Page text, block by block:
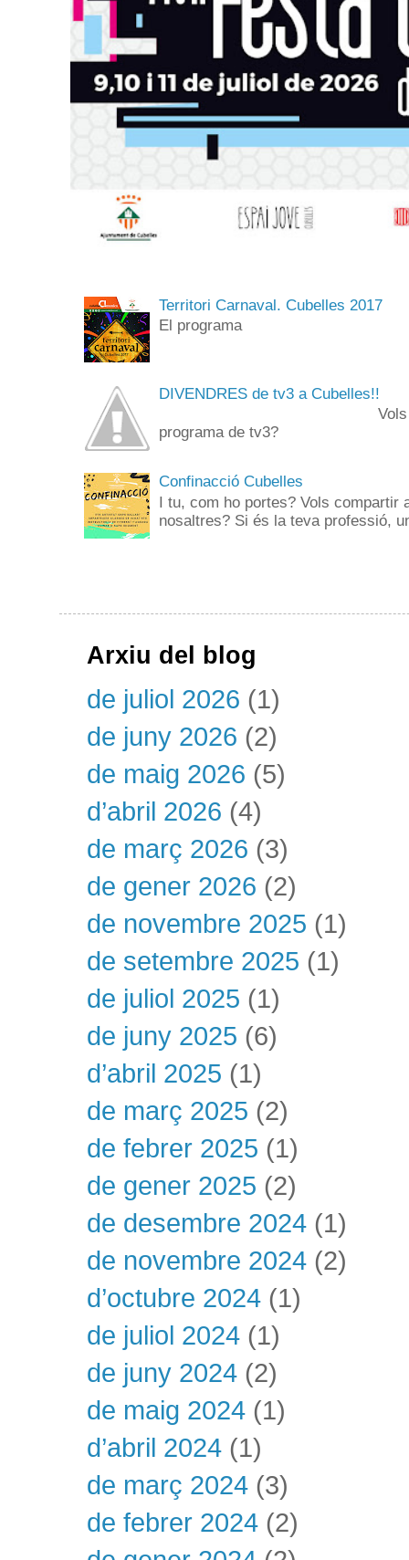
Territori Carnaval. Cubelles 2017
El programa
DIVENDRES de tv3 a Cubelles!!
Vols anar de
programa de tv3?
Confinacció Cubelles
I tu, com ho portes? Vols compartir
nosaltres? Si és la teva professió,
Arxiu del blog
de juliol 2026 (1)
de juny 2026 (2)
de maig 2026 (5)
d’abril 2026 (4)
de març 2026 (3)
de gener 2026 (2)
de novembre 2025 (1)
de setembre 2025 (1)
de juliol 2025 (1)
de juny 2025 (6)
d’abril 2025 (1)
de març 2025 (2)
de febrer 2025 (1)
de gener 2025 (2)
de desembre 2024 (1)
de novembre 2024 (2)
d’octubre 2024 (1)
de juliol 2024 (1)
de juny 2024 (2)
de maig 2024 (1)
d’abril 2024 (1)
de març 2024 (3)
de febrer 2024 (2)